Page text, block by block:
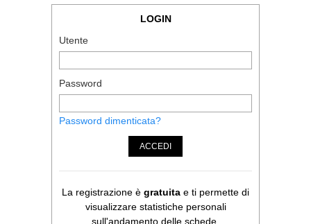
LOGIN
Utente
Password
Password dimenticata?
ACCEDI
La registrazione è gratuita e ti permette di
visualizzare statistiche personali
sull'andamento delle schede.